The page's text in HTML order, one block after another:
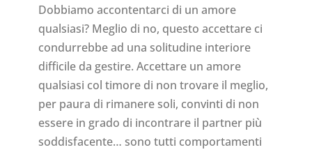
Dobbiamo accontentarci di un amore
qualsiasi? Meglio di no, questo accettare ci
condurrebbe ad una solitudine interiore
difficile da gestire. Accettare un amore
qualsiasi col timore di non trovare il meglio,
per paura di rimanere soli, convinti di non
essere in grado di incontrare il partner più
soddisfacente… sono tutti comportamenti